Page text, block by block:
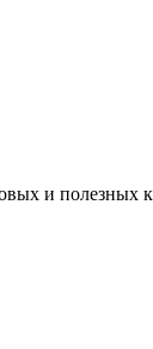
и полезных